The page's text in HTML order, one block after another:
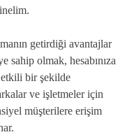
getirdiği avantajlar
sahip olmak, hesabınıza
etkili bir şekilde
ve işletmeler için
müşterilere erişim